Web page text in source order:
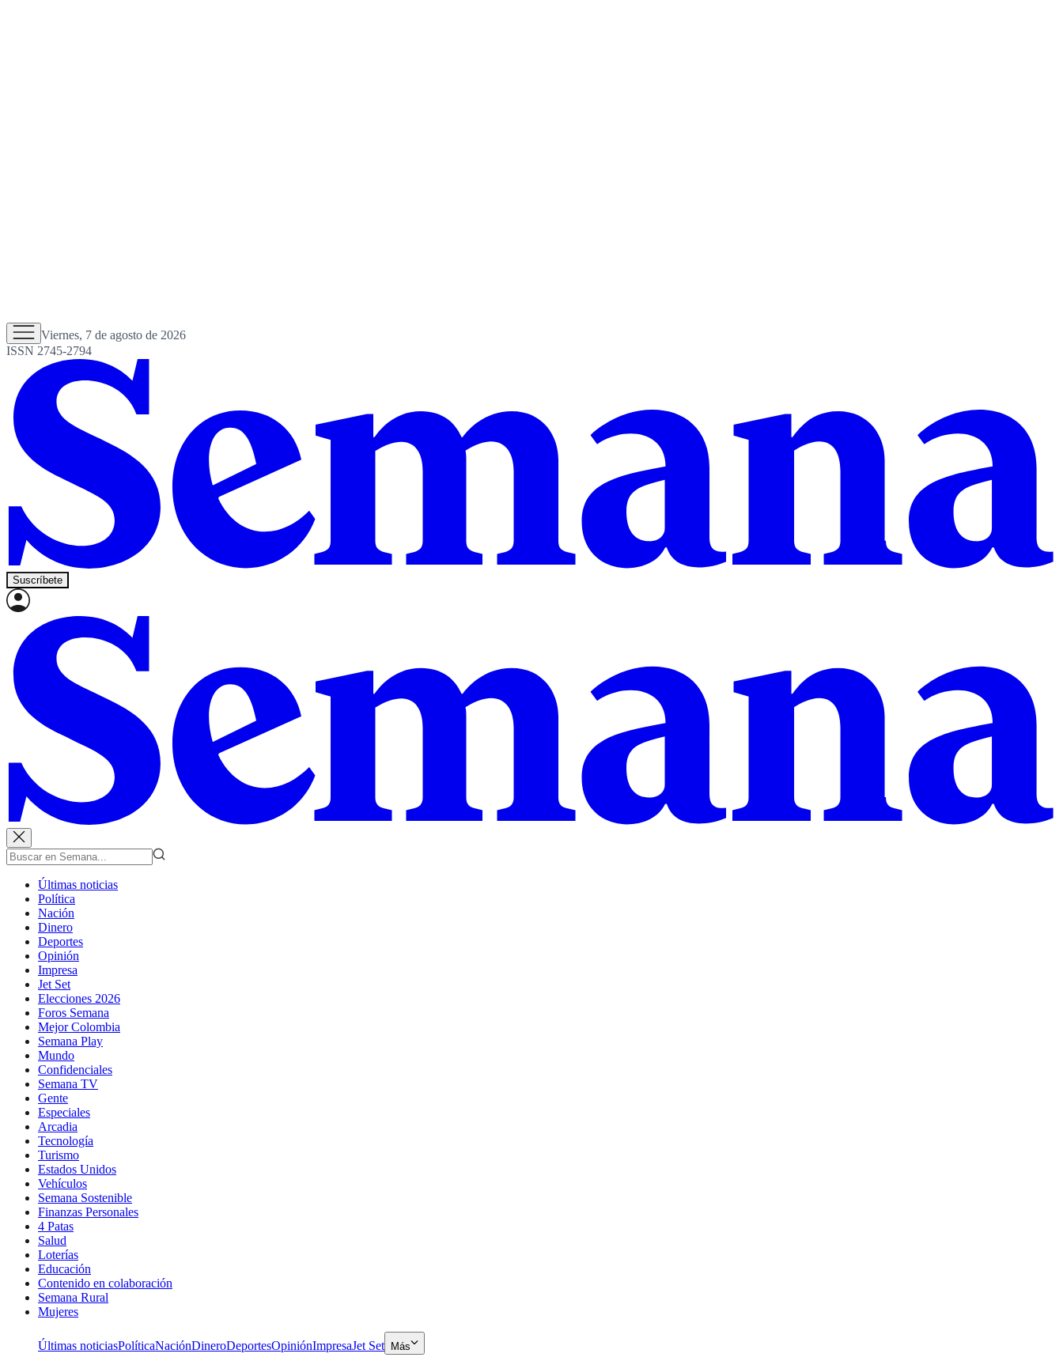
Viernes, 7 de agosto de 2026
ISSN 2745-2794
Suscríbete
Últimas noticias
Política
Nación
Dinero
Deportes
Opinión
Impresa
Jet Set
Elecciones 2026
Foros Semana
Mejor Colombia
Semana Play
Mundo
Confidenciales
Semana TV
Gente
Especiales
Arcadia
Tecnología
Turismo
Estados Unidos
Vehículos
Semana Sostenible
Finanzas Personales
4 Patas
Salud
Loterías
Educación
Contenido en colaboración
Semana Rural
Mujeres
Últimas noticiasPolíticaNaciónDineroDeportesOpiniónImpresaJet Set Más